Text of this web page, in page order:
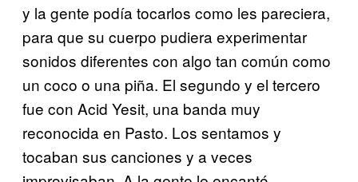
y la gente podía tocarlos como les pareciera,
para que su cuerpo pudiera experimentar
sonidos diferentes con algo tan común como
un coco o una piña. El segundo y el tercero
fue con Acid Yesit, una banda muy
reconocida en Pasto. Los sentamos y
tocaban sus canciones y a veces